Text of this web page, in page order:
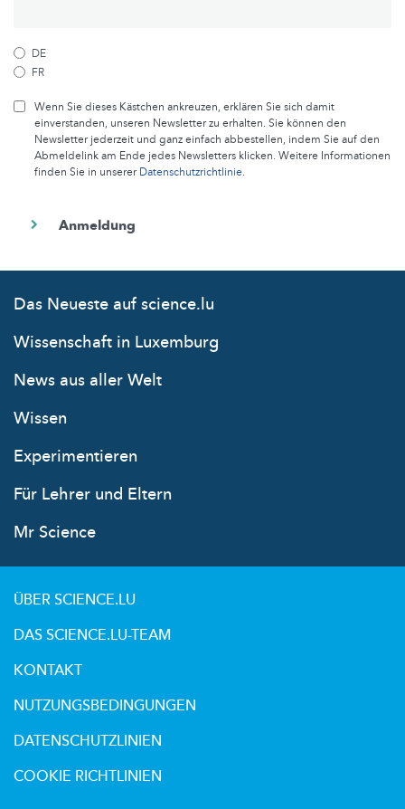
DE
FR
Wenn Sie dieses Kästchen ankreuzen, erklären Sie sich damit
einverstanden, unseren Newsletter zu erhalten. Sie können den
Newsletter jederzeit und ganz einfach abbestellen, indem Sie auf den
Abmeldelink am Ende jedes Newsletters klicken. Weitere Informationen
finden Sie in unsererDatenschutzrichtlinie.
Das Neueste auf science.lu
Wissenschaft in Luxemburg
News aus aller Welt
Wissen
Experimentieren
Für Lehrer und Eltern
Mr Science
ÜBER SCIENCE.LU
DAS SCIENCE.LU-TEAM
KONTAKT
NUTZUNGSBEDINGUNGEN
DATENSCHUTZLINIEN
COOKIE RICHTLINIEN